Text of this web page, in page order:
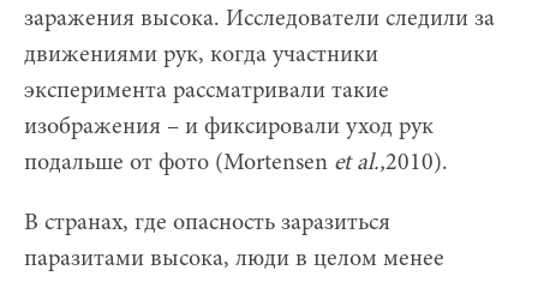
заражения высока. Исследователи следили за
движениями рук, когда участники
эксперимента рассматривали такие
изображения – и фиксировали уход рук
подальше от фото (Mortensen et al.,2010).
В странах, где опасность заразиться
паразитами высока, люди в целом менее